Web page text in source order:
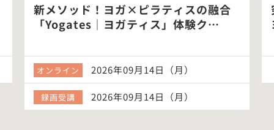
新メソッド！ヨガ×ピラティスの融合
「Yogates｜ヨガティス」体験ク…
オンライン 2026年09月14日（月）
録画受講 2026年09月14日（月）